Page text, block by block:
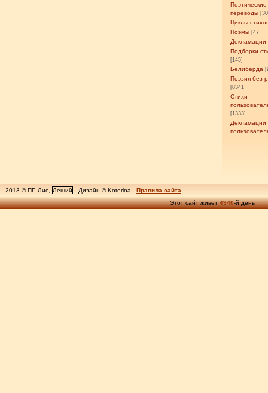
Поэтические
переводы
Циклы
Поэмы [47]
Декламации
Подборки
[145]
Белиберда
Поэзия без
[8341]
Стихи
[1333]
Декламации
2013 © ПГ, Лис, Леший Дизайн © Koterina
Правила сайта
Этот сайт живет4940-й день